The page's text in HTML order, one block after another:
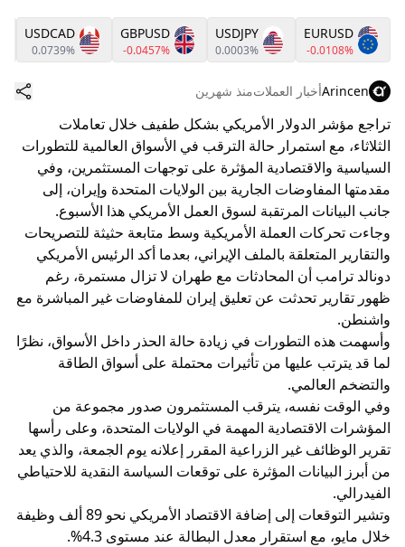
EURUSD
-0.0108%
USDJPY
0.0003%
GBPUSD
-0.0457%
USDCAD
0.0739%
Arincenأخبار العملاتمنذ شهرين
تراجع مؤشر الدولار الأمريكي بشكل طفيف خلال تعاملات
الثلاثاء، مع استمرار حالة الترقب في الأسواق العالمية للتطورات
السياسية والاقتصادية المؤثرة على توجهات المستثمرين، وفي
مقدمتها المفاوضات الجارية بين الولايات المتحدة وإيران، إلى
جانب البيانات المرتقبة لسوق العمل الأمريكي هذا الأسبوع.
وجاءت تحركات العملة الأمريكية وسط متابعة حثيثة للتصريحات
والتقارير المتعلقة بالملف الإيراني، بعدما أكد الرئيس الأمريكي
دونالد ترامب أن المحادثات مع طهران لا تزال مستمرة، رغم
ظهور تقارير تحدثت عن تعليق إيران للمفاوضات غير المباشرة مع
واشنطن.
وأسهمت هذه التطورات في زيادة حالة الحذر داخل الأسواق، نظرًا
لما قد يترتب عليها من تأثيرات محتملة على أسواق الطاقة
والتضخم العالمي.
وفي الوقت نفسه، يترقب المستثمرون صدور مجموعة من
المؤشرات الاقتصادية المهمة في الولايات المتحدة، وعلى رأسها
تقرير الوظائف غير الزراعية المقرر إعلانه يوم الجمعة، والذي يعد
من أبرز البيانات المؤثرة على توقعات السياسة النقدية للاحتياطي
الفيدرالي.
وتشير التوقعات إلى إضافة الاقتصاد الأمريكي نحو 89 ألف وظيفة
خلال مايو، مع استقرار معدل البطالة عند مستوى 4.3%.